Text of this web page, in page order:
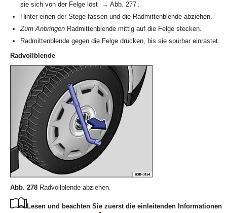
sie sich von der Felge löst → Abb. 277 .
Hinter einen der Stege fassen und die Radmittenblende abziehen.
Zum Anbringen Radmittenblende mittig auf die Felge stecken.
Radmittenblende gegen die Felge drücken, bis sie spürbar einrastet.
Radvollblende
Abb. 278 Radvollblende abziehen.
Lesen und beachten Sie zuerst die einleitenden Informationen